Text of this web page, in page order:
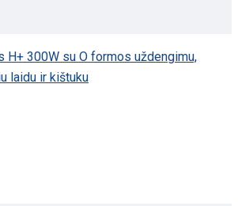
H+ 300W su O formos uždengimu,
laidu ir kištuku